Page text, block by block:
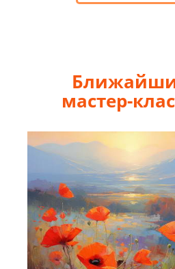
мастер-